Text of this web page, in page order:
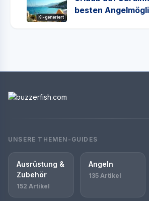
KI-generiert
besten
UNSERE THEMEN-GUIDES
Ausrüstung &
Zubehör
152 Artikel
Angeln
135 Artikel